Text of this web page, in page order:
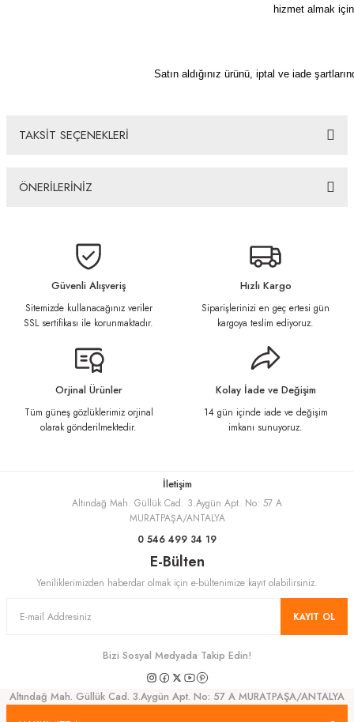
hizmet almak
Satın aldığınız ürünü, iptal ve iade
TAKSİT SEÇENEKLERİ
ÖNERİLERİNİZ
yetersiz gördüğünüz noktaları öneri formunu kullanarak tarafımıza
Görüş ve önerileriniz için teşekkür ederiz.
Ürün resmi kalitesiz, bozuk veya görüntülenemiyor.
Ürün bilgilerinde hatalar bulunuyor.
Gönder
Güvenli Alışveriş
Sitemizde kullanacağınız veriler
SSL sertifikası ile korunmaktadır.
Hızlı Kargo
Siparişlerinizi en geç ertesi gün
kargoya teslim ediyoruz.
Orjinal Ürünler
Tüm güneş gözlüklerimiz orjinal
olarak gönderilmektedir.
Kolay İade ve Değişim
14 gün içinde iade ve değişim
imkanı sunuyoruz.
İletişim
Altındağ Mah. Güllük Cad. 3.Aygün Apt. No: 57 A
MURATPAŞA/ANTALYA
0 546 499 34 19
E-Bülten
Yeniliklerimizden haberdar olmak için e-bültenimize kayıt olabilirsiniz.
KAYIT OL
Bizi Sosyal Medyada Takip Edin!
Altındağ Mah. Güllük Cad. 3.Aygün Apt. No: 57 A MURATPAŞA/ANTALYA